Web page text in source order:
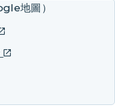
地圖）